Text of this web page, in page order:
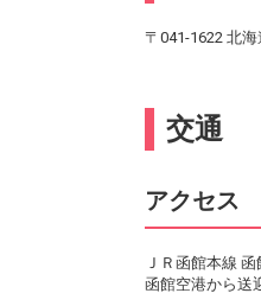
〒041-1622 北
交通
アクセス
ＪＲ函館本線
函館空港から送